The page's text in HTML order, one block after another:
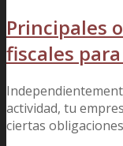
Principales
fiscales
actividad, tu
ciertas